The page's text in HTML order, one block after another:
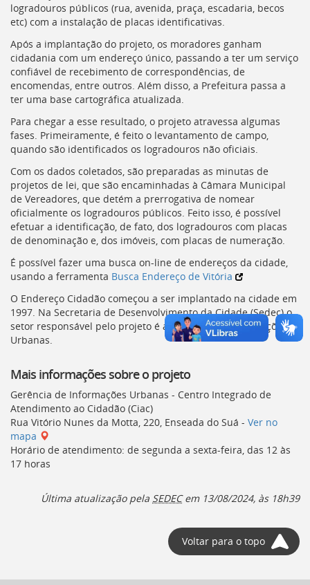
para
a
de
legislação
[]
Ir
para
listagem
de
notícias
[]
Ir
para
o
conteúdo
desta
[]
Ir
para
a
busca
[]
o
início
deste
menu
[]
logradouros públicos (rua, avenida, praça, escadaria, becos
etc) com a instalação de placas identificativas.
Após a implantação do projeto, os moradores ganham
cidadania com um endereço único, passando a ter um serviço
confiável de recebimento de correspondências, de
encomendas, entre outros. Além disso, a Prefeitura passa a
ter uma base cartográfica atualizada.
Para chegar a esse resultado, o projeto atravessa algumas
fases. Primeiramente, é feito o levantamento de campo,
quando são identificados os logradouros não oficiais.
Com os dados coletados, são preparadas as minutas de
projetos de lei, que são encaminhadas à Câmara Municipal
de Vereadores, que detém a prerrogativa de nomear
oficialmente os logradouros públicos. Feito isso, é possível
efetuar a identificação, de fato, dos logradouros com placas
de denominação e, dos imóveis, com placas de numeração.
É possível fazer uma busca on-line de endereços da cidade,
usando a ferramenta Busca Endereço de Vitória
O Endereço Cidadão começou a ser implantado na cidade em
1997. Na Secretaria de Desenvolvimento da Cidade (Sedec) o
setor responsável pelo projeto é a Gerência de Informações
Urbanas.
Mais informações sobre o projeto
Gerência de Informações Urbanas - Centro Integrado de
Atendimento ao Cidadão (Ciac)
Rua Vitório Nunes da Motta, 220, Enseada do Suá - Ver no
mapa
Horário de atendimento: de segunda a sexta-feira, das 12 às
17 horas
Última atualização pela SEDECem 13/08/2024, às 18h39
Voltar para o topo